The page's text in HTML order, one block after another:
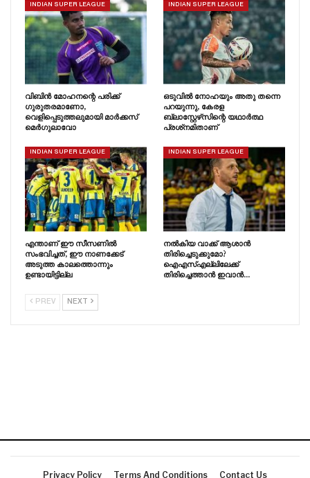
INDIAN SUPER LEAGUE
വിബിൻ മോഹനന്റെ പരിക്ക്
ഗുരുതരമാണോ,
വെളിപ്പെടുത്തലുമായി മാർക്കസ്
മെർഗുലാവോ
INDIAN SUPER LEAGUE
ഒടുവിൽ നോഹയും അതു തന്നെ
പറയുന്നു, കേരള
ബ്ലാസ്റ്റേഴ്‌സിന്റെ യഥാർത്ഥ
പ്രശ്‌നമിതാണ്
INDIAN SUPER LEAGUE
എന്താണ് ഈ സീസണിൽ
സംഭവിച്ചത്, ഈ നാണക്കേട്
അടുത്ത കാലത്തൊന്നും
ഉണ്ടായിട്ടില്ല
INDIAN SUPER LEAGUE
നൽകിയ വാക്ക് ആശാൻ
തിരിച്ചെടുക്കുമോ?
ഐഎസ്എല്ലിലേക്ക്
തിരിച്ചെത്താൻ ഇവാൻ…
PREV NEXT
Privacy Policy Terms And Conditions Contact Us